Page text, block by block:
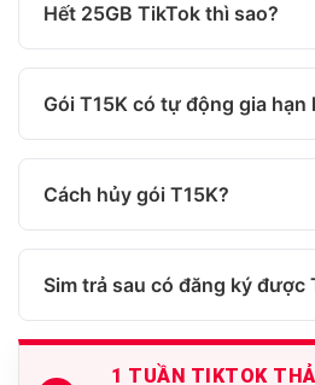
Hết 25GB TikTok thì sao?
Gói T15K có tự động gia hạn
Cách hủy gói T15K?
Sim trả sau có đăng ký được
1 TUẦN TIKTOK